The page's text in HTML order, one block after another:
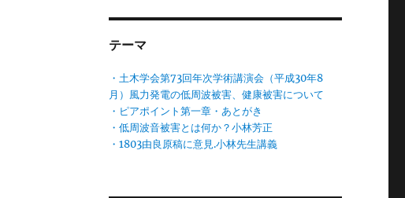
テーマ
・土木学会第73回年次学術講演会（平成30年8
月）風力発電の低周波被害、健康被害について
・ピアポイント第一章・あとがき
・低周波音被害とは何か？小林芳正
・1803由良原稿に意見.小林先生講義